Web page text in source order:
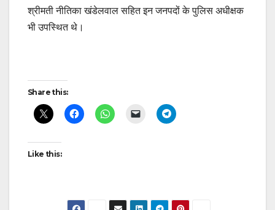
श्रीमती नीतिका खंडेलवाल सहित इन जनपदों के पुलिस अधीक्षक
भी उपस्थित थे।
Post
navigation
Share this:
Like this: